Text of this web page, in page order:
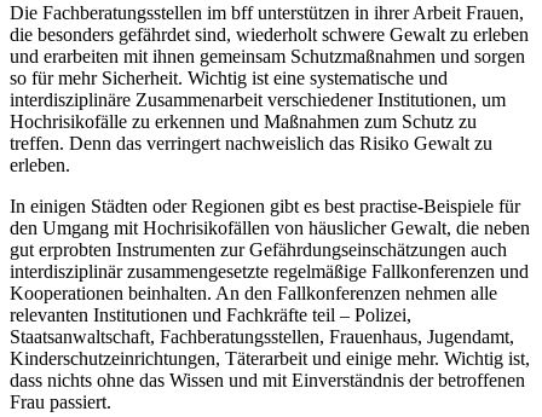
Die Fachberatungsstellen im bff unterstützen in ihrer Arbeit Frauen,
die besonders gefährdet sind, wiederholt schwere Gewalt zu erleben
und erarbeiten mit ihnen gemeinsam Schutzmaßnahmen und sorgen
so für mehr Sicherheit. Wichtig ist eine systematische und
interdisziplinäre Zusammenarbeit verschiedener Institutionen, um
Hochrisikofälle zu erkennen und Maßnahmen zum Schutz zu
treffen. Denn das verringert nachweislich das Risiko Gewalt zu
erleben.
In einigen Städten oder Regionen gibt es best practise-Beispiele für
den Umgang mit Hochrisikofällen von häuslicher Gewalt, die neben
gut erprobten Instrumenten zur Gefährdungseinschätzungen auch
interdisziplinär zusammengesetzte regelmäßige Fallkonferenzen und
Kooperationen beinhalten. An den Fallkonferenzen nehmen alle
relevanten Institutionen und Fachkräfte teil – Polizei,
Staatsanwaltschaft, Fachberatungsstellen, Frauenhaus, Jugendamt,
Kinderschutzeinrichtungen, Täterarbeit und einige mehr. Wichtig ist,
dass nichts ohne das Wissen und mit Einverständnis der betroffenen
Frau passiert.